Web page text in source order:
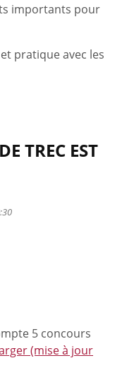
importants pour
pratique avec les
TREC EST
5 concours
(mise à jour